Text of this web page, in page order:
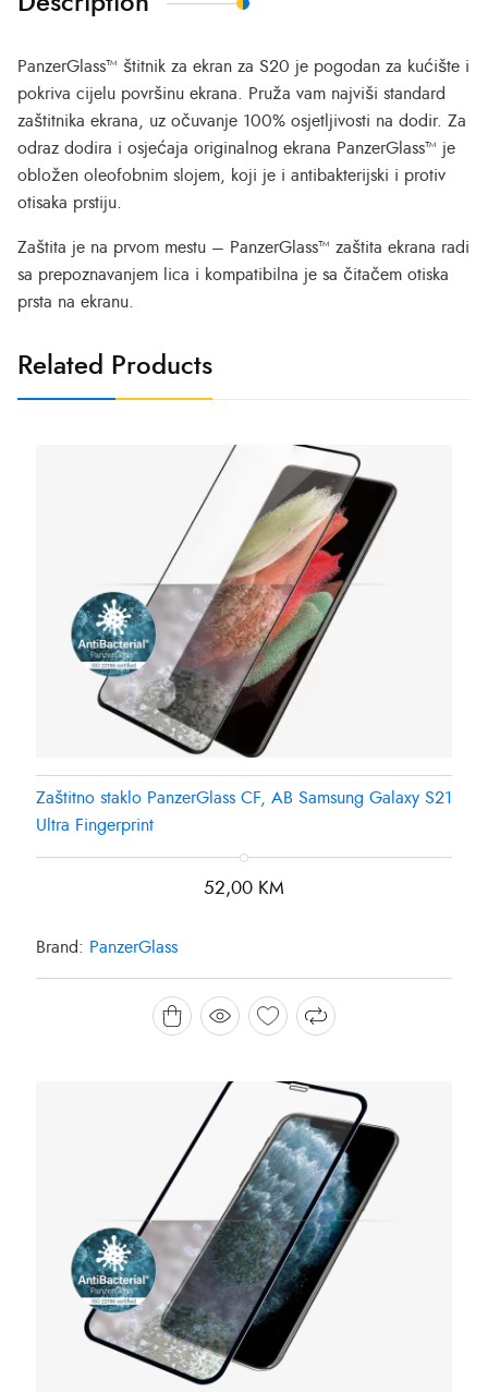
PanzerGlass™ štitnik za ekran za S20 je pogodan za kućište i
pokriva cijelu površinu ekrana. Pruža vam najviši standard
zaštitnika ekrana, uz očuvanje 100% osjetljivosti na dodir. Za
odraz dodira i osjećaja originalnog ekrana PanzerGlass™ je
obložen oleofobnim slojem, koji je i antibakterijski i protiv
otisaka prstiju.
Zaštita je na prvom mestu – PanzerGlass™ zaštita ekrana radi
sa prepoznavanjem lica i kompatibilna je sa čitačem otiska
prsta na ekranu.
Related Products
Zaštitno staklo PanzerGlass CF, AB Samsung Galaxy S21
Ultra Fingerprint
52,00 KM
Brand: PanzerGlass